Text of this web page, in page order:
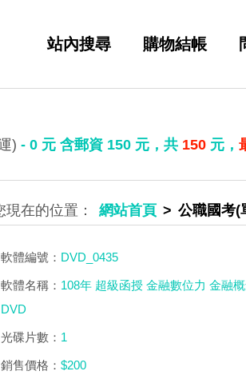
站內搜尋 購物結帳
) - 0 元 含郵資 150 元，共 150 元，
網站首頁 公職國考(
軟體編號： DVD_0435
軟體名稱： 108年 超級函授 金融數位力 金融
DVD
光碟片數： 1
銷售價格：$200